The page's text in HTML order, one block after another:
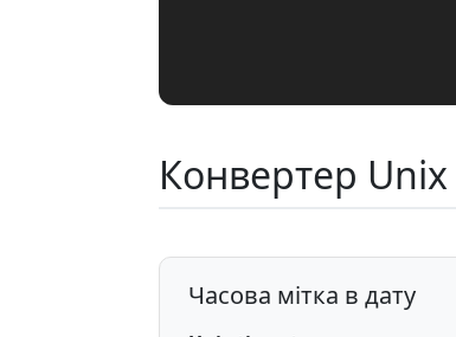
Конвертер Unix
Часова мітка в дату